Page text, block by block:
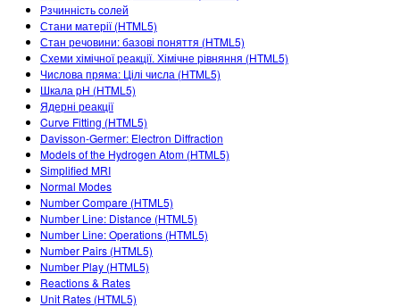
SceneryStack OSE
Impact Report
Рзчинність солей
Стани матерії (HTML5)
Стан речовини: базові поняття (HTML5)
Схеми хімічної реакції. Хімічне рівняння (HTML5)
Числова пряма: Цілі числа (HTML5)
Шкала pH (HTML5)
Ядерні реакції
Curve Fitting (HTML5)
Davisson-Germer: Electron Diffraction
Models of the Hydrogen Atom (HTML5)
Simplified MRI
Normal Modes
Number Compare (HTML5)
Number Line: Distance (HTML5)
Number Line: Operations (HTML5)
Number Pairs (HTML5)
Number Play (HTML5)
Reactions & Rates
Unit Rates (HTML5)